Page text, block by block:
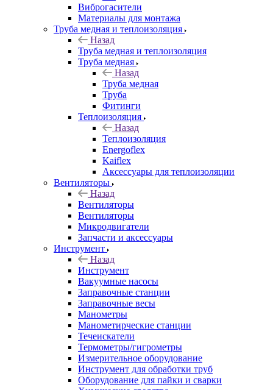
Виброгасители
Материалы для монтажа
Труба медная и теплоизоляция
Назад
Труба медная и теплоизоляция
Труба медная
Назад
Труба медная
Труба
Фитинги
Теплоизоляция
Назад
Теплоизоляция
Energoflex
Kaiflex
Аксессуары для теплоизоляции
Вентиляторы
Назад
Вентиляторы
Вентиляторы
Микродвигатели
Запчасти и аксессуары
Инструмент
Назад
Инструмент
Вакуумные насосы
Заправочные станции
Заправочные весы
Манометры
Манометирческие станции
Течеискатели
Термометры/гигрометры
Измерительное оборудование
Инструмент для обработки труб
Оборудование для пайки и сварки